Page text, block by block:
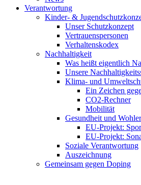
Verantwortung
Kinder- &
Unser Schutzkonzept
Vertrauenspersonen
Verhaltenskodex
Nachhaltigkeit
Was heißt eigentlich
Unsere
Klima- und
Ein Zeichen
CO2-Rechner
Mobilität
Gesundheit und
EU-Projekt:
EU-Projekt:
Soziale Verantwortung
Auszeichnung
Gemeinsam gegen Doping